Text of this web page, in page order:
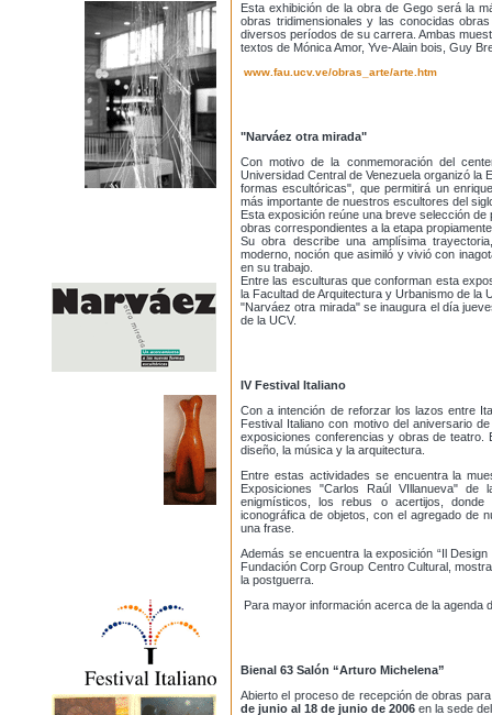
Esta exhibición de la obra de Gego será la
obras tridimensionales y las conocidas
diversos períodos de su carrera. Ambas
textos de Mónica Amor, Yve-Alain bois, Guy
www.fau.ucv.ve/obras_arte/arte.htm
"Narváez otra mirada"
Con motivo de la conmemoración del
Universidad Central de Venezuela organizó
formas escultóricas", que permitirá un
más importante de nuestros escultores del
Esta exposición reúne una breve selección
obras correspondientes a la etapa
Su obra describe una amplísima
moderno, noción que asimiló y vivió con
en su trabajo.
Entre las esculturas que conforman esta
la Facultad de Arquitectura y Urbanismo de la
"Narváez otra mirada" se inaugura el día
de la UCV.
IV Festival Italiano
Con a intención de reforzar los lazos entre
Festival Italiano con motivo del aniversario
exposiciones conferencias y obras de teatro.
diseño, la música y la arquitectura.
Entre estas actividades se encuentra la
Exposiciones "Carlos Raúl VIllanueva"
enigmísticos, los rebus o acertijos,
iconográfica de objetos, con el agregado de
una frase.
Además se encuentra la exposición “Il
Fundación Corp Group Centro Cultural,
la postguerra.
Para mayor información acerca de la agenda
Bienal 63 Salón “Arturo Michelena”
Abierto el proceso de recepción de obras
de junio al 18 de junio de 2006 en la sede